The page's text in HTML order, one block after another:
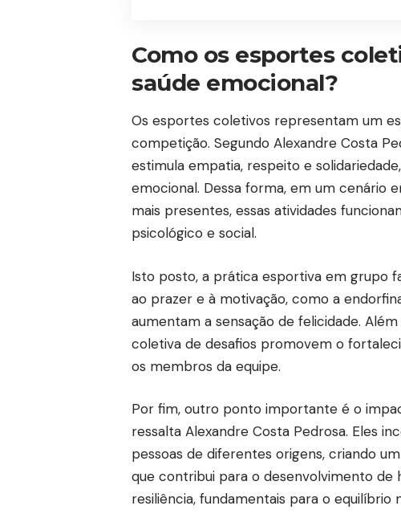
Como os esportes
saúde emocional?
Os esportes coletivos representam um
competição. Segundo Alexandre Costa
estimula empatia, respeito e
emocional. Dessa forma, em um cenário
mais presentes, essas atividades
psicológico e social.
Isto posto, a prática esportiva em grupo
ao prazer e à motivação, como a
aumentam a sensação de felicidade.
coletiva de desafios promovem o
os membros da equipe.
Por fim, outro ponto importante é o
ressalta Alexandre Costa Pedrosa. Eles
pessoas de diferentes origens, criando
que contribui para o desenvolvimento de
resiliência, fundamentais para o equilíbrio